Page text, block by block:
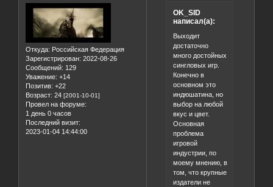
Откуда: Российская Федерация
Зарегистрирован: 2022-08-26
Сообщений: 129
Уважение: +14
Позитив: +22
Возраст: 24 [2001-10-01]
Провел на форуме:
1 день 0 часов
Последний визит:
2023-01-04 14:44:00
OK_SID
написал(а):
Выходит
достаточно
много достойных
сингловых игр.
Конечно в
основном это
индюшатина, но
выбор на любой
вкус и цвет.
Основная
проблема
игровой
индустрии, по
моему мнению, в
том, что крупные
издатели не